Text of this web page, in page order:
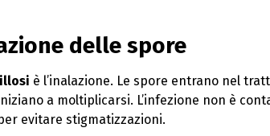
delle spore
è l’inalazione. Le spore entrano nel
a moltiplicarsi. L’infezione non è
evitare stigmatizzazioni.